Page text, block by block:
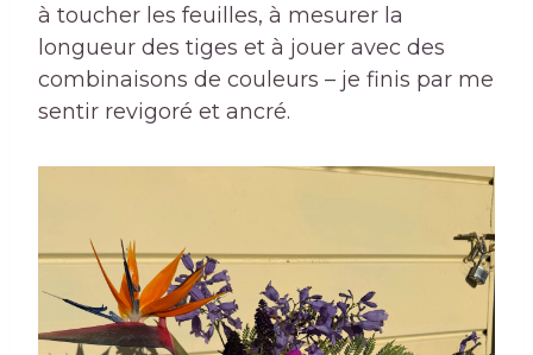
à toucher les feuilles, à mesurer la
longueur des tiges et à jouer avec des
combinaisons de couleurs – je finis par me
sentir revigoré et ancré.